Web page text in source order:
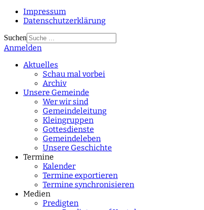
Impressum
Datenschutzerklärung
Suchen
Type 2 or more
Anmelden
Aktuelles
Schau mal vorbei
Archiv
Unsere Gemeinde
Wer wir sind
Gemeindeleitung
Kleingruppen
Gottesdienste
Gemeindeleben
Unsere Geschichte
Termine
Kalender
Termine exportieren
Termine synchronisieren
Medien
Predigten